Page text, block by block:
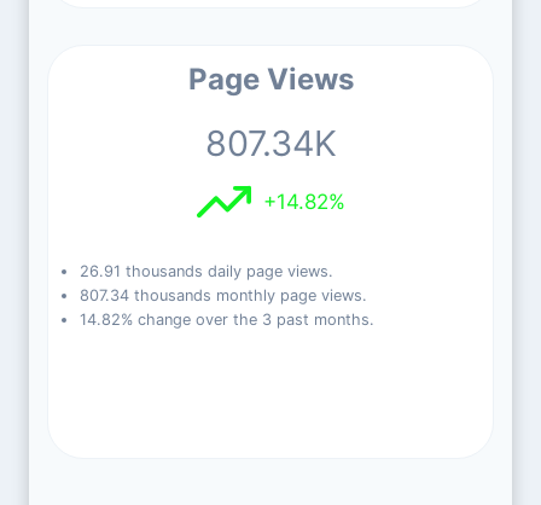
Page Views
807.34K
+14.82%
26.91 thousands daily page views.
807.34 thousands monthly page views.
14.82% change over the 3 past months.